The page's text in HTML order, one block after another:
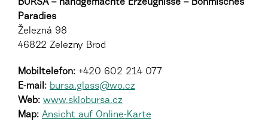
BURSA – handgemachte Erzeugnisse – Böhmisches
Paradies
Železná 98
46822 Zelezny Brod
Mobiltelefon: +420 602 214 077
E-mail: bursa.glass@wo.cz
Web: www.sklobursa.cz
Map: Ansicht auf Online-Karte